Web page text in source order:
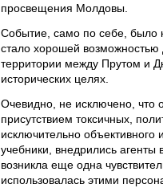
просвещения Молдовы.
Событие, само по себе, было
стало хорошей
территории между Прутом и
исторических целях.
Очевидно, не исключено, что
присутствием токсичных,
исключительно
учебники, внедрились
возникла еще одна
использовалась этими